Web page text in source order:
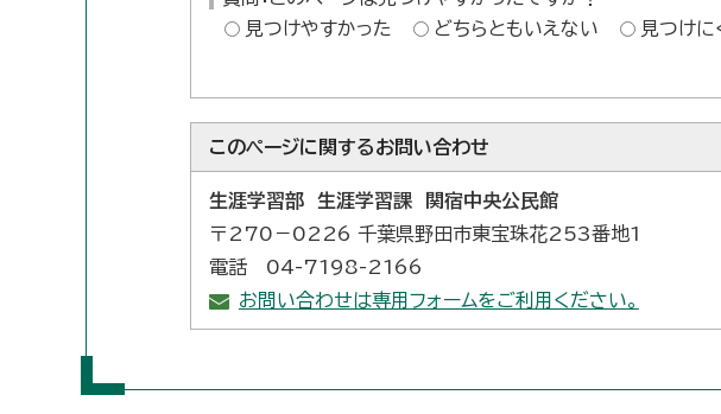
見つけやすかった
どちらともいえない 見つけに
このページに関するお問い合わせ
生涯学習部 生涯学習課 関宿中央公民館
〒270－0226 千葉県野田市東宝珠花253番地1
電話 04-7198-2166
お問い合わせは専用フォームをご利用ください。